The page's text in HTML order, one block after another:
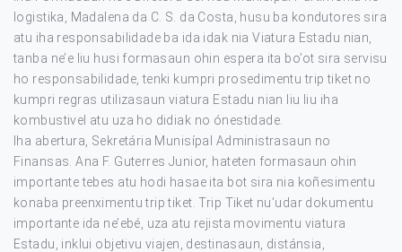
logistika, Madalena da C. S. da Costa, husu ba kondutores sira
atu iha responsabilidade ba ida idak nia Viatura Estadu nian,
tanba ne’e liu husi formasaun ohin espera ita bo’ot sira servisu
ho responsabilidade, tenki kumpri prosedimentu trip tiket no
kumpri regras utilizasaun viatura Estadu nian liu liu iha
kombustivel atu uza ho didiak no ónestidade.
Iha abertura, Sekretária Munisípal Administrasaun no
Finansas. Ana F. Guterres Junior, hateten formasaun ohin
importante tebes atu hodi hasae ita bot sira nia koñesimentu
konaba preenximentu trip tiket. Trip Tiket nu’udar dokumentu
importante ida ne’ebé, uza atu rejista movimentu viatura
Estadu, inklui objetivu viajen, destinasaun, distánsia,